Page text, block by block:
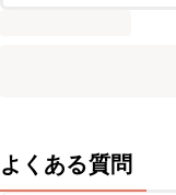
よくある質問